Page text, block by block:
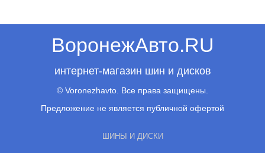
ВоронежАвто.RU
интернет-магазин шин и дисков
© Voronezhavto. Все права защищены.
Предложение не является публичной офертой
ШИНЫ И ДИСКИ